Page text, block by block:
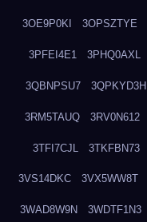
3OE9P0KI 3OPSZTYE
3PFEI4E1 3PHQ0AXL
3QBNPSU7 3QPKYD3H
3RM5TAUQ 3RV0N612
3TFI7CJL 3TKFBN73
3VS14DKC 3VX5WW8T
3WAD8W9N 3WDTF1N3